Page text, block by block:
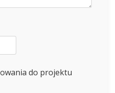
do projektu